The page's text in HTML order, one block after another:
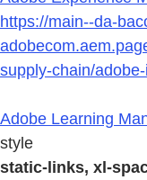
https://main--da-
supply-chain/
Adobe Learning
style
static-links, xl-